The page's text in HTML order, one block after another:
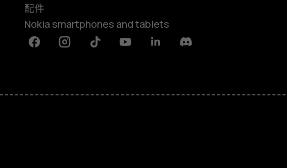
配件
Nokia smartphones and tablets
FacebookInstagramTiktok YoutubeLinkedinDiscord